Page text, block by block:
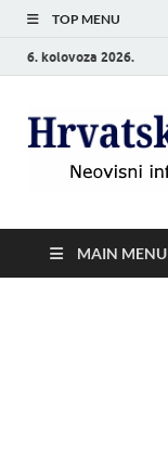
TOP MENU
6. kolovoza 2026.
MAIN MENU